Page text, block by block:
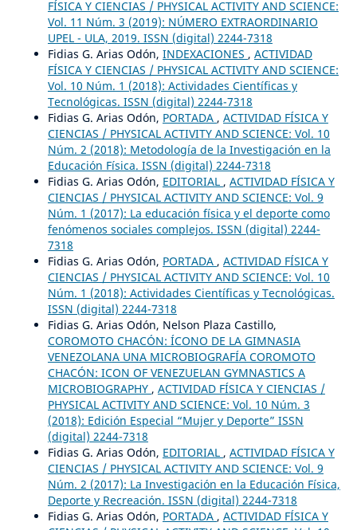
FÍSICA Y CIENCIAS / PHYSICAL ACTIVITY AND SCIENCE:
Vol. 11 Núm. 3 (2019): NÚMERO EXTRAORDINARIO
UPEL - ULA, 2019. ISSN (digital) 2244-7318
Fidias G. Arias Odón, INDEXACIONES , ACTIVIDAD
FÍSICA Y CIENCIAS / PHYSICAL ACTIVITY AND SCIENCE:
Vol. 10 Núm. 1 (2018): Actividades Científicas y
Tecnológicas. ISSN (digital) 2244-7318
Fidias G. Arias Odón, PORTADA , ACTIVIDAD FÍSICA Y
CIENCIAS / PHYSICAL ACTIVITY AND SCIENCE: Vol. 10
Núm. 2 (2018): Metodología de la Investigación en la
Educación Física. ISSN (digital) 2244-7318
Fidias G. Arias Odón, EDITORIAL , ACTIVIDAD FÍSICA Y
CIENCIAS / PHYSICAL ACTIVITY AND SCIENCE: Vol. 9
Núm. 1 (2017): La educación física y el deporte como
fenómenos sociales complejos. ISSN (digital) 2244-
7318
Fidias G. Arias Odón, PORTADA , ACTIVIDAD FÍSICA Y
CIENCIAS / PHYSICAL ACTIVITY AND SCIENCE: Vol. 10
Núm. 1 (2018): Actividades Científicas y Tecnológicas.
ISSN (digital) 2244-7318
Fidias G. Arias Odón, Nelson Plaza Castillo,
COROMOTO CHACÓN: ÍCONO DE LA GIMNASIA
VENEZOLANA UNA MICROBIOGRAFÍA COROMOTO
CHACÓN: ICON OF VENEZUELAN GYMNASTICS A
MICROBIOGRAPHY , ACTIVIDAD FÍSICA Y CIENCIAS /
PHYSICAL ACTIVITY AND SCIENCE: Vol. 10 Núm. 3
(2018): Edición Especial “Mujer y Deporte” ISSN
(digital) 2244-7318
Fidias G. Arias Odón, EDITORIAL , ACTIVIDAD FÍSICA Y
CIENCIAS / PHYSICAL ACTIVITY AND SCIENCE: Vol. 9
Núm. 2 (2017): La Investigación en la Educación Física,
Deporte y Recreación. ISSN (digital) 2244-7318
Fidias G. Arias Odón, PORTADA , ACTIVIDAD FÍSICA Y